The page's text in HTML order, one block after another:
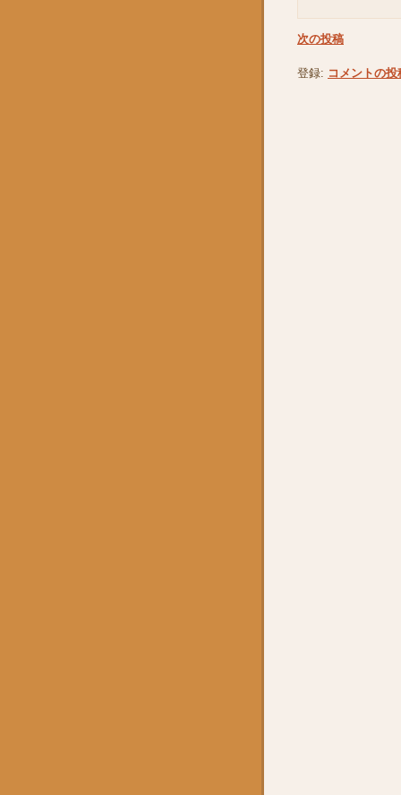
次の投稿
登録: コメントの